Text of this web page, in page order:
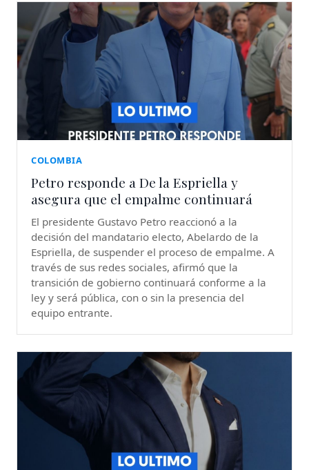
COLOMBIA
Petro responde a De la Espriella y
asegura que el empalme continuará
El presidente Gustavo Petro reaccionó a la
decisión del mandatario electo, Abelardo de la
Espriella, de suspender el proceso de empalme. A
través de sus redes sociales, afirmó que la
transición de gobierno continuará conforme a la
ley y será pública, con o sin la presencia del
equipo entrante.